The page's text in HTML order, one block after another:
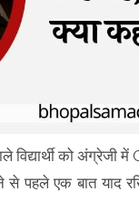
वाले विद्यार्थी को
पहले एक बात याद